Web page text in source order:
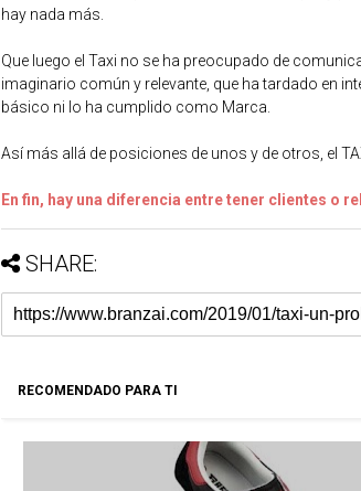
hay nada más.
Que luego el Taxi no se ha preocupado de
imaginario común y relevante, que ha tardado en
básico ni lo ha cumplido como Marca.
Así más allá de posiciones de unos y de otros, el
En fin, hay una diferencia entre tener clientes o
SHARE:
RECOMENDADO PARA TI